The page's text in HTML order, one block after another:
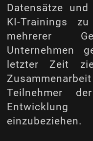
Datensätze
KI-Trainings
mehrerer
Unternehmen
letzter Zeit
Teilnehmer
einzubeziehen.